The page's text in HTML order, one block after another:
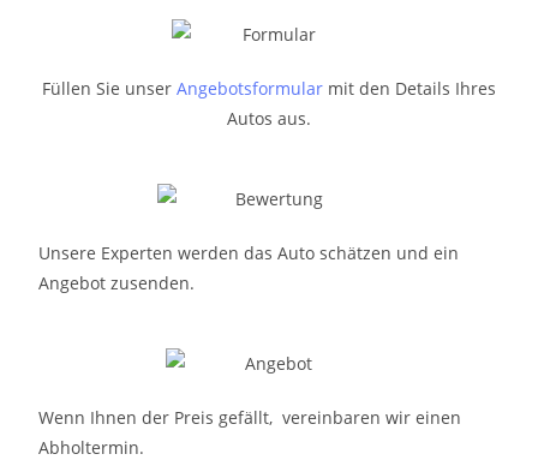
Füllen Sie unser Angebotsformular mit den Details Ihres
Autos aus.
Unsere Experten werden das Auto schätzen und ein
Angebot zusenden.
Wenn Ihnen der Preis gefällt, vereinbaren wir einen
Abholtermin.